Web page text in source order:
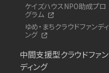
ケイズハウスNPO助成プロ
グラム
ゆめ・まちクラウドファンディ
ング
中間支援型クラウドファン
ディング